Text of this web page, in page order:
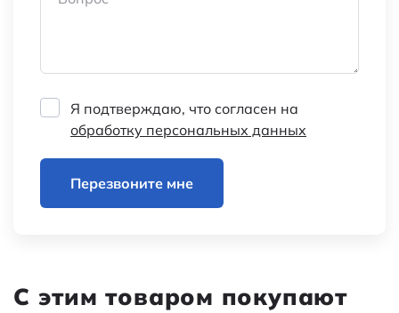
Я подтверждаю, что согласен на
обработку персональных данных
Перезвоните мне
С этим товаром покупают